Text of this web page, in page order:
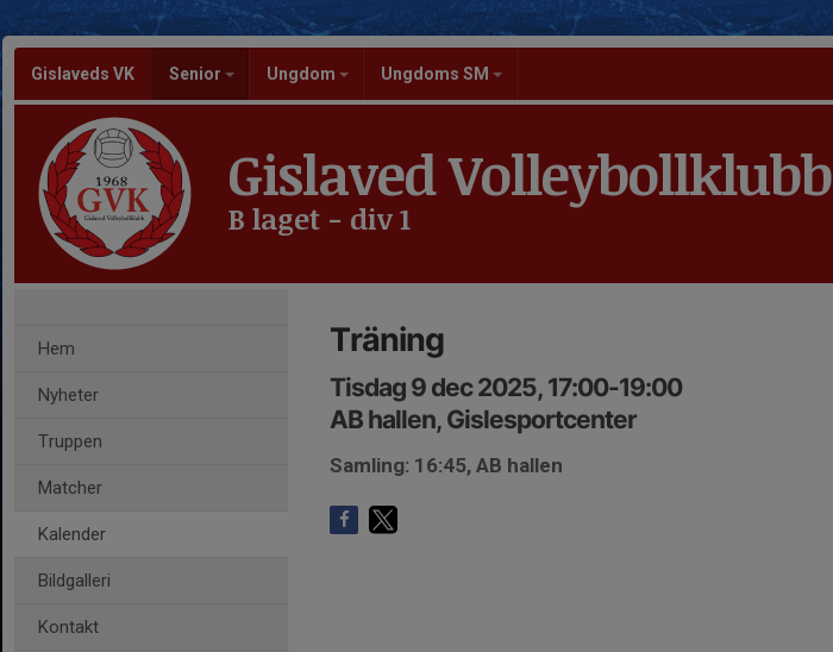
Gislaveds VK Senior Ungdom Ungdoms SM
Gislaved Volleybollklubb
B laget - div 1
Hem
Nyheter
Truppen
Matcher
Kalender
Bildgalleri
Kontakt
Träning
Tisdag 9 dec 2025, 17:00-19:00
AB hallen, Gislesportcenter
Samling: 16:45, AB hallen